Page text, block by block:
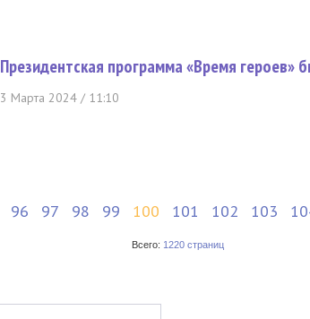
Президентская программа «Время героев»
3 Марта 2024 / 11:10
96 97 98 99 100 101 102 103
Всего: 1220 страниц